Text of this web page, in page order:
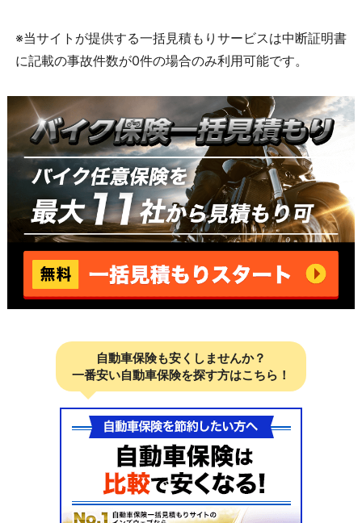
※当サイトが提供する一括見積もりサービスは中断証明書
に記載の事故件数が0件の場合のみ利用可能です。
自動車保険も安くしませんか？
一番安い自動車保険を探す方はこちら！